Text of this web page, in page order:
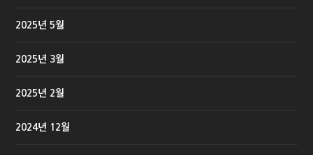
2025년 5월
2025년 3월
2025년 2월
2024년 12월